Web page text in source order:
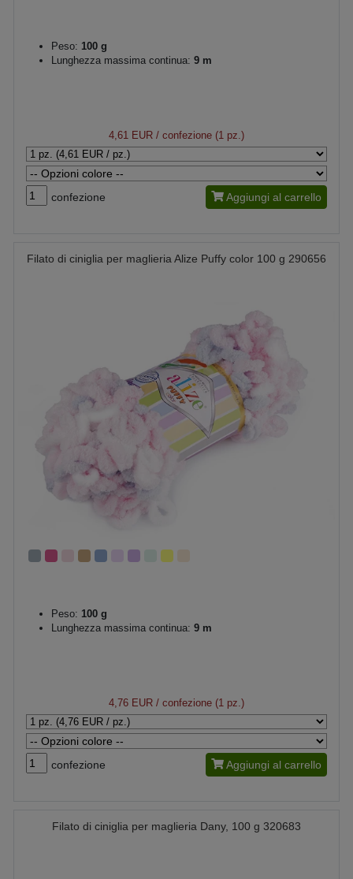
Peso: 100 g
Lunghezza massima continua: 9 m
4,61 EUR / confezione (1 pz.)
confezione Aggiungi al carrello
Filato di ciniglia per maglieria Alize Puffy color 100 g 290656
Peso: 100 g
Lunghezza massima continua: 9 m
4,76 EUR / confezione (1 pz.)
confezione Aggiungi al carrello
Filato di ciniglia per maglieria Dany, 100 g 320683